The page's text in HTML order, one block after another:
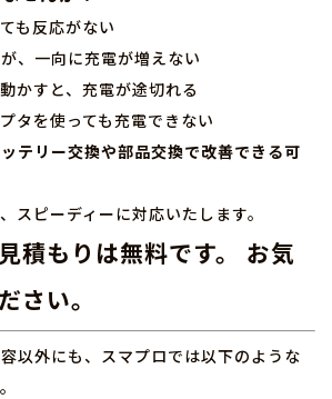
も反応がない
、一向に充電が増えない
かすと、充電が途切れる
タを使っても充電できない
テリー交換や部品交換で改善できる可
スピーディーに対応いたします。
積もりは無料です。 お気
さい。
以外にも、スマプロでは以下のような